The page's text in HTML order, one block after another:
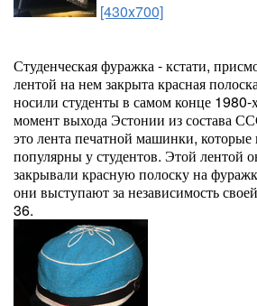
[430x700]
Студенческая фуражка - кстати,
лентой на нем закрыта красная
носили студенты в самом конце 1980-
момент выхода Эстонии из состава
это лента печатной машинки,
популярны у студентов. Этой лентой
закрывали красную полоску на
они выступают за независимость
36.